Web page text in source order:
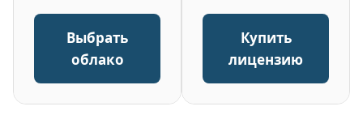
Выбрать
облако
Купить
лицензию